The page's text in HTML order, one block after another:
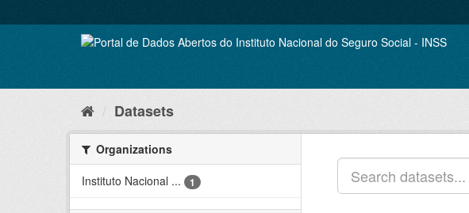
to
Datasets
Organizations
Instituto Nacional ...
1